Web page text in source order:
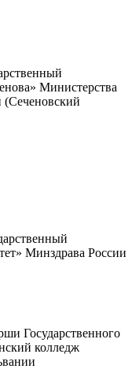
Министерства
(Сеченовский
Минздрава России
Государственного
колледж